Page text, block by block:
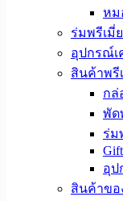
หม
ร่มพรีเมี่
อุปกรณ์เ
สินค้าพรี
กล่
พัด
ร่ม
อุป
สินค้าขอ